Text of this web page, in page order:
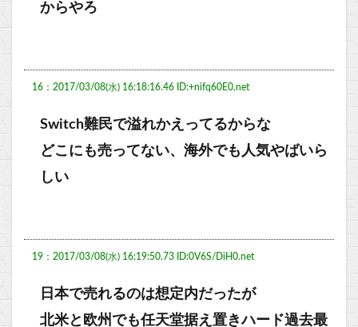
からやろ
16：2017/03/08(水) 16:18:16.46 ID:+nifq60E0.net
Switch難民で溢れかえってるからな
どこにも売ってない、海外でも人気やばいら
しい
19：2017/03/08(水) 16:19:50.73 ID:0V6S/DiH0.net
日本で売れるのは想定内だったが
北米と欧州でも任天堂据え置きハード過去最